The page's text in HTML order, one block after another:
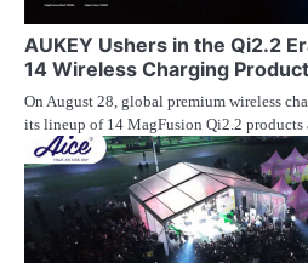
AUKEY Ushers in the Qi2.2
14 Wireless Charging
On August 28, global premium wireless
its lineup of 14 MagFusion Qi2.2 products